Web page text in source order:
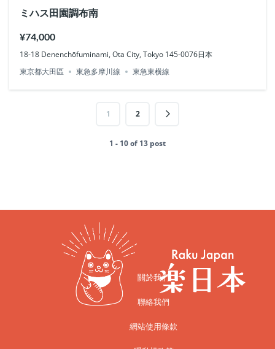
ミハス田園調布南
¥74,000
18-18 Denenchōfuminami, Ota City, Tokyo 145-0076日本
東京都大田區
東急多摩川線 東急東横線
1 2
1 - 10 of 13 post
關於我們
聯絡我們
網站使用條款